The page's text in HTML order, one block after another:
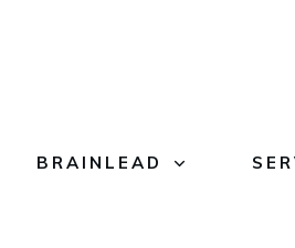
BRAINLEAD